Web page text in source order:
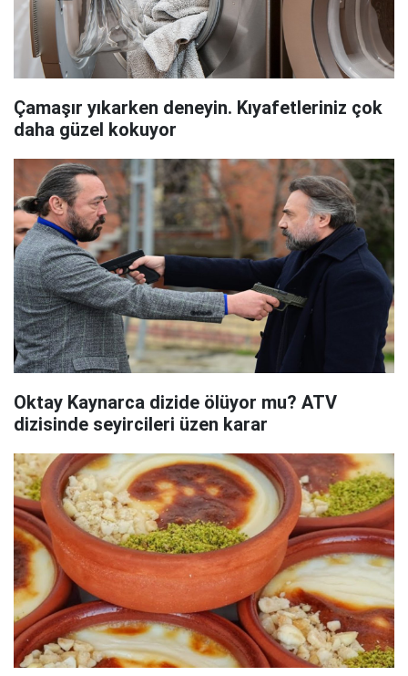
Çamaşır yıkarken deneyin. Kıyafetleriniz çok
daha güzel kokuyor
Oktay Kaynarca dizide ölüyor mu? ATV
dizisinde seyircileri üzen karar